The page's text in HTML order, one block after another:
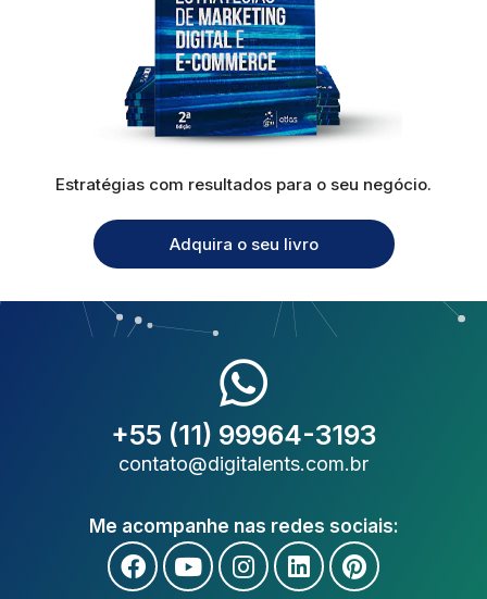
Estratégias com resultados para o seu negócio.
Adquira o seu livro
+55 (11) 99964-3193
contato@digitalents.com.br
Me acompanhe nas redes sociais: